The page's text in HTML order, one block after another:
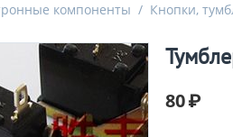
компоненты / Кнопки,
80₽